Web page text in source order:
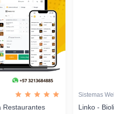
Restaurantes
Sistemas
Linko -